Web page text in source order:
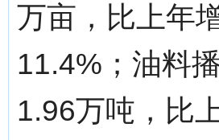
万亩，比上年
11.4%；油料
1.96万吨，比